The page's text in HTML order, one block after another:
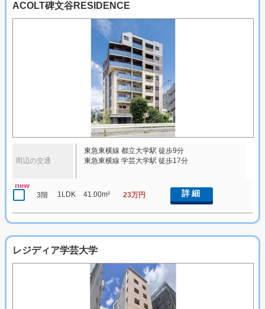
ACOLT碑文谷RESIDENCE
周辺の交通
東急東横線 都立大学駅 徒歩9分
東急東横線 学芸大学駅 徒歩17分
new
3階 1LDK 41.00m² 23万円 詳細
レジディア学芸大学